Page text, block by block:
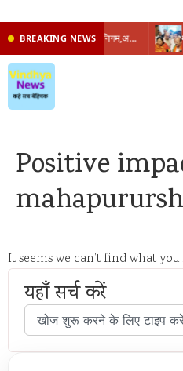
BREAKING NEWS प्रभारी मंत्री के निशाने पर नगर निगम,अफसरों को 10 दिन का अल्टीमेटम,नहीं होगी कार्रवाई, महापौर-आयुक्त के बीच सौहार्दहीनता पर मंत्री ने उठाए सवाल
Positive
It seems we can’t find what
यहाँ सर्च करें